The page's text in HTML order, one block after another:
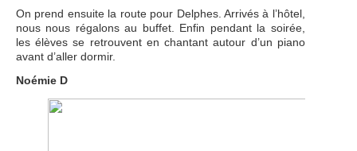
On prend ensuite la route pour Delphes. Arrivés à l’hôtel,
nous nous régalons au buffet. Enfin pendant la soirée,
les élèves se retrouvent en chantant autour d’un piano
avant d’aller dormir.
Noémie D